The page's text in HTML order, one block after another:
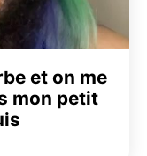
et on me
mon petit